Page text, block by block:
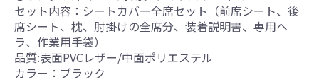
セット内容：シートカバー全席セット（前席シート、後
席シート、枕、肘掛けの全席分、装着説明書、専用ヘ
ラ、作業用手袋）
品質:表面PVCレザー/中面ポリエステル
カラー：ブラック